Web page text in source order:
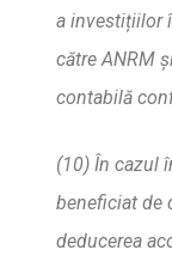
a investițiilor
catre ANRMș
contabilă
(10) În cazul
beneficiat de
deducerea